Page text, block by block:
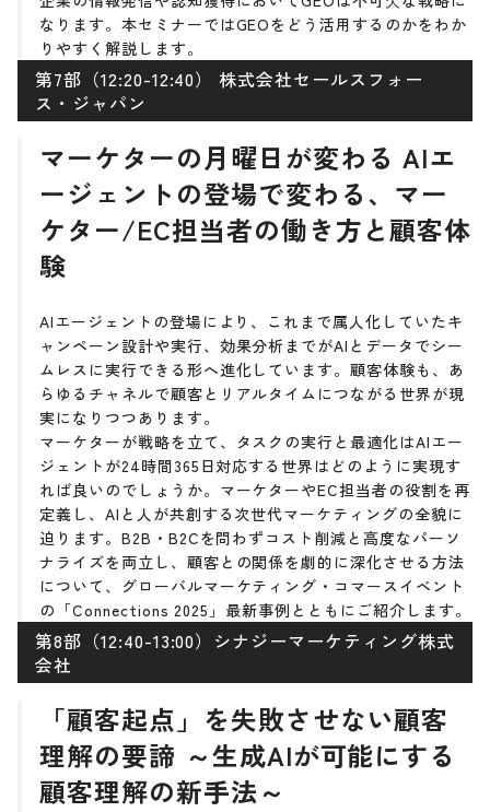
なります。本セミナーではGEOをどう活用するのかをわか
りやすく解説します。
第7部（12:20-12:40） 株式会社セールスフォー
ス・ジャパン
マーケターの月曜日が変わる AIエ
ージェントの登場で変わる、マー
ケター/EC担当者の働き方と顧客体
験
AIエージェントの登場により、これまで属人化していたキ
ャンペーン設計や実行、効果分析までがAIとデータでシー
ムレスに実行できる形へ進化しています。顧客体験も、あ
らゆるチャネルで顧客とリアルタイムにつながる世界が現
実になりつつあります。
マーケターが戦略を立て、タスクの実行と最適化はAIエー
ジェントが24時間365日対応する世界はどのように実現す
れば良いのでしょうか。マーケターやEC担当者の役割を再
定義し、AIと人が共創する次世代マーケティングの全貌に
迫ります。B2B・B2Cを問わずコスト削減と高度なパーソ
ナライズを両立し、顧客との関係を劇的に深化させる方法
について、グローバルマーケティング・コマースイベント
の「Connections 2025」最新事例とともにご紹介します。
第8部（12:40-13:00）シナジーマーケティング株式
会社
「顧客起点」を失敗させない顧客
理解の要諦 ～生成AIが可能にする
顧客理解の新手法～